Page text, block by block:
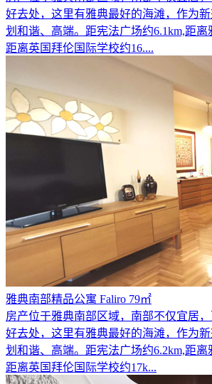
好去处，这里有雅典最好的海滩，作为
划和谐、高端。距宪法广场约6.1km,距离
距离英国拜伦国际学校约16....
雅典南部精品公寓 Faliro 79㎡
房产位于雅典南部区域，南部不仅宜居
好去处，这里有雅典最好的海滩，作为
划和谐、高端。距宪法广场约6.2km,距离
距离英国拜伦国际学校约17k...